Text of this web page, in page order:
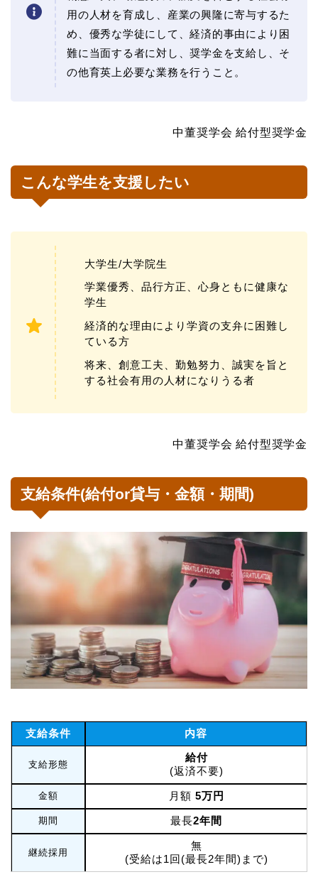
用の人材を育成し、産業の興隆に寄与するた
め、優秀な学徒にして、経済的事由により困
難に当面する者に対し、奨学金を支給し、そ
の他育英上必要な業務を行うこと。
中董奨学会 給付型奨学金
こんな学生を支援したい
大学生/大学院生
学業優秀、品行方正、心身ともに健康な
学生
経済的な理由により学資の支弁に困難し
ている方
将来、創意工夫、勤勉努力、誠実を旨と
する社会有用の人材になりうる者
中董奨学会 給付型奨学金
支給条件(給付or貸与・金額・期間)
支給条件 内容
支給形態
給付
(返済不要)
金額 月額 5万円
期間 最長2年間
継続採用
無
(受給は1回(最長2年間)まで)